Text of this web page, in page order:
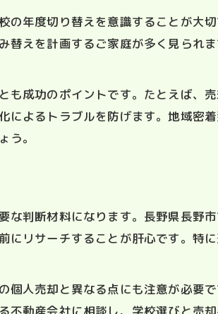
年度切り替えを意識することが大
えを計画するご家庭が多く見られ
成功のポイントです。たとえば、
よるトラブルを防げます。地域密
。
判断材料になります。長野県長野
リサーチすることが肝心です。特
人売却と異なる点にも注意が必要